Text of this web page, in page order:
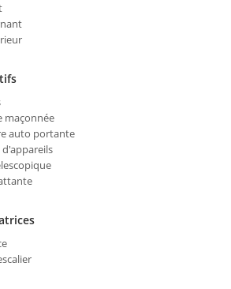
maçonnée
auto portante